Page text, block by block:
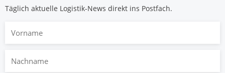
Täglich aktuelle Logistik-News direkt ins Postfach.
Nachname